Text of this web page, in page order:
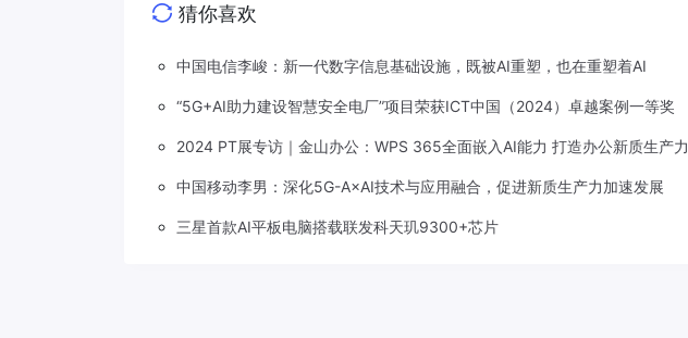
猜你喜欢
中国电信李峻：新一代数字信息基础设施，既被AI重塑，也在重塑着AI
“5G+AI助力建设智慧安全电厂”项目荣获ICT中国（2024）卓越案例一等奖
2024 PT展专访｜金山办公：WPS 365全面嵌入AI能力 打造办公新质生产力
中国移动李男：深化5G-A×AI技术与应用融合，促进新质生产力加速发展
三星首款AI平板电脑搭载联发科天玑9300+芯片